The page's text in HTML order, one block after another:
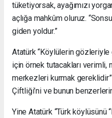
tüketiyorsak, ayağımızı
açlığa mahkûm oluruz.
giden yoldur.”
Atatürk “Köylülerin
için örnek tutacakları verimli,
merkezleri kurmak
Çiftliği’ni ve bunun
Yine Atatürk “Türk köylüsünü